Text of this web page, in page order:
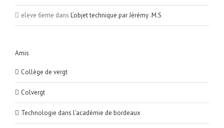
eleve 6eme dans L’objet technique par Jérémy .M.S
Amis
Collège de vergt
Colvergt
Technologie dans l'académie de bordeaux